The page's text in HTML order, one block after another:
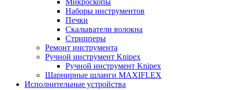
Наборы инструментов
Печки
Скалыватели волокна
Стрипперы
Ремонт инструмента
Ручной инструмент Knipex
Ручной инструмент Knipex
Шарнирные шланги MAXIFLEX
Исполнительные устройства